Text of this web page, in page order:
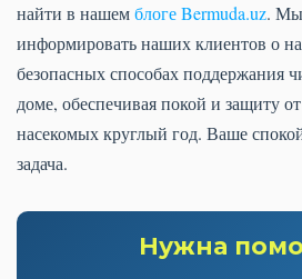
найти в нашемблоге Bermuda.uz. Мы
информировать наших клиентов о
безопасных способах поддержания
доме, обеспечивая покой и защиту
насекомых круглый год. Ваше
задача.
Нужна